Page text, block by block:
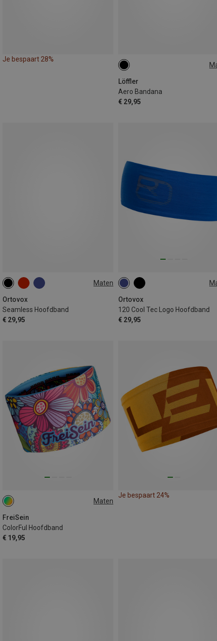
Je bespaart 28%
Löffler
Aero Bandana
€ 29,95
ONE SIZE
Maten
Ortovox
Seamless Hoofdband
€ 29,95
M L
Ortovox
120 Cool Tec Logo Hoofdband
€ 29,95
ONE SIZE
Maten
FreiSein
ColorFul Hoofdband
€ 19,95
ONE SIZE
Je bespaart 24%